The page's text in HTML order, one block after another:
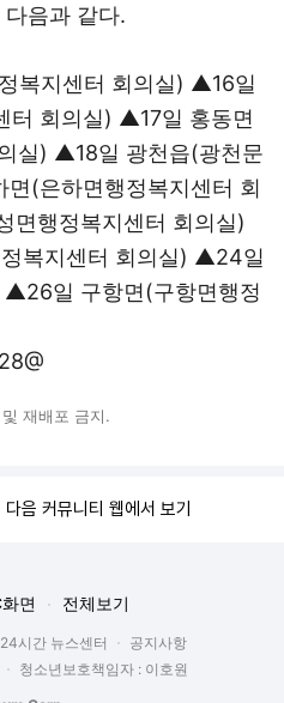
다음과 같다.
복지센터 회의실) ▲16일
터 회의실) ▲17일 홍동면
실) ▲18일 광천읍(광천문
(은하면행정복지센터 회
행정복지센터 회의실)
복지센터 회의실) ▲24일
일 구항면(구항면행정
재배포 금지.
음 커뮤니티 웹에서 보기
면 전체보기
24시간 뉴스센터
공지사항
청소년보호책임자 : 이호원